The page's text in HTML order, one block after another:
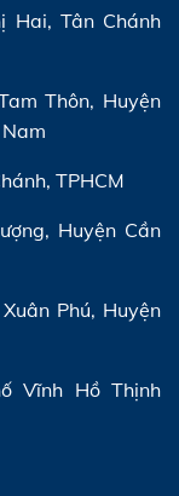
Hai, Tân Chánh
Thôn, Huyện
TPHCM
Huyện Cần
Phú, Huyện
Vĩnh Hồ Thịnh